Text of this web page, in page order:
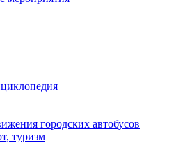
городских автобусов
туризм